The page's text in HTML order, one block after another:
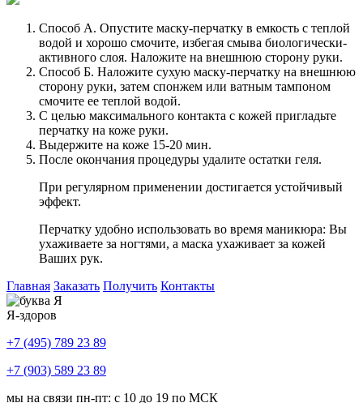
Способ А. Опустите маску-перчатку в емкость с теплой
водой и хорошо смочите, избегая смыва биологически-
активного слоя. Наложите на внешнюю сторону руки.
Способ Б. Наложите сухую маску-перчатку на внешнюю
сторону руки, затем спонжем или ватным тампоном
смочите ее теплой водой.
С целью максимального контакта с кожей пригладьте
перчатку на коже руки.
Выдержите на коже 15-20 мин.
После окончания процедуры удалите остатки геля.
При регулярном применении достигается устойчивый
эффект.
Перчатку удобно использовать во время маникюра: Вы
ухаживаете за ногтями, а маска ухаживает за кожей
Ваших рук.
Главная Заказать Получить Контакты
Я-здоров
+7 (495) 789 23 89
+7 (903) 589 23 89
мы на связи пн-пт: с 10 до 19 по МСК